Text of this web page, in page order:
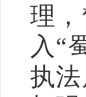
理
入 “
执